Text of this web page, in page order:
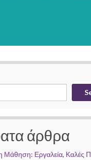
άρθρα
Μάθηση: Εργαλεία, Καλές